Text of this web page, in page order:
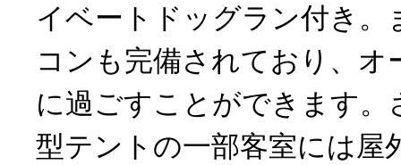
イベートドッグラン付き。
コンも完備されており、オ
に過ごすことができます。
型テントの一部客室には屋